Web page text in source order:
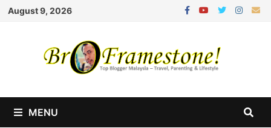
Skip
August 9, 2026
MENU